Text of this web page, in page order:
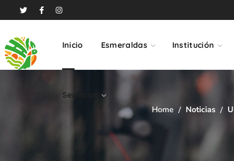
Inicio Esmeraldas Institución
Servicios
Home Noticias